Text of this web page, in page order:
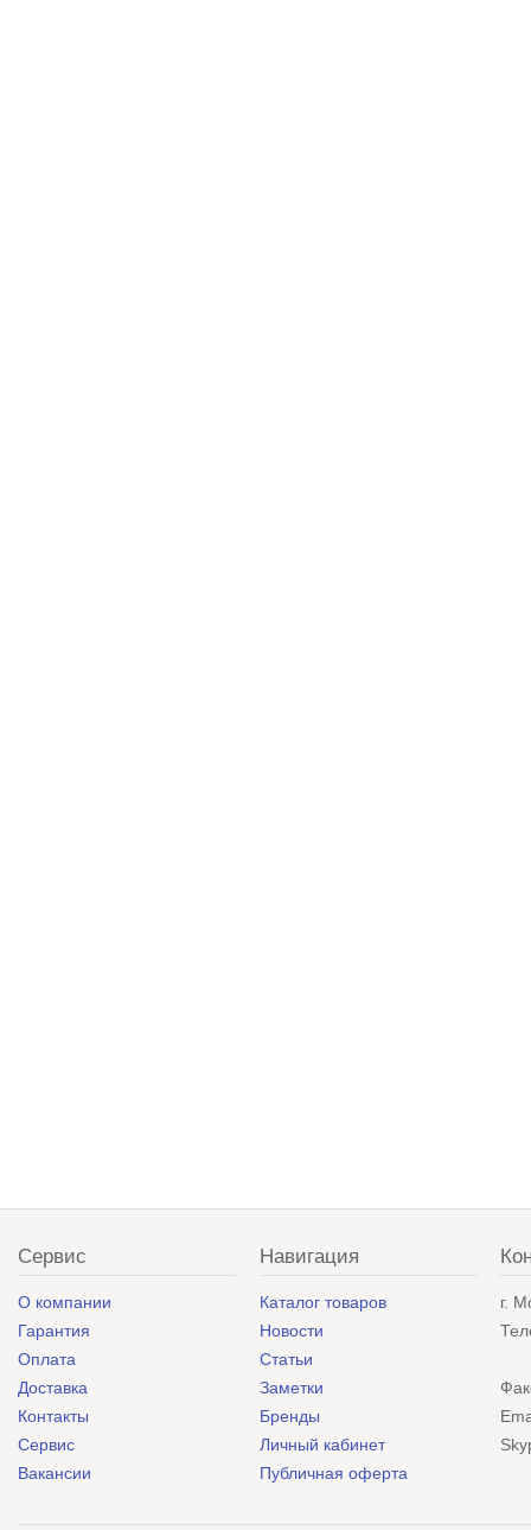
Сервис
О компании
Гарантия
Оплата
Доставка
Контакты
Сервис
Вакансии
Навигация
Каталог товаров
Новости
Статьи
Заметки
Бренды
Личный кабинет
Публичная оферта
г.